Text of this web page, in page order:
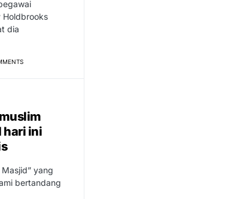
Holdbrooks
dia
hari ini
yang
bertandang